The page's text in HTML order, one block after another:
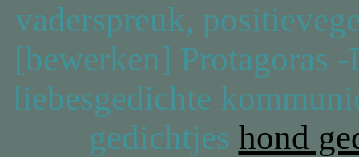
vaderspreuk,
[bewerken] Protagoras
liebesgedichte
gedichtjes hond